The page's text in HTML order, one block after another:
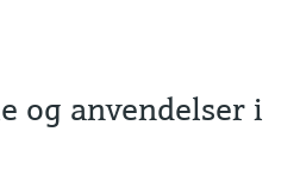
og anvendelser i